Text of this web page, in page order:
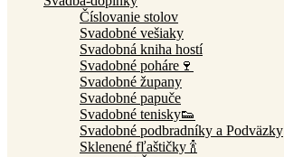
Číslovanie stolov
Svadobné vešiaky
Svadobná kniha hostí
Svadobné poháre🍷
Svadobné župany
Svadobné papuče
Svadobné tenisky👟
Svadobné podbradníky a Podväzky
Sklenené fľaštičky 🍾